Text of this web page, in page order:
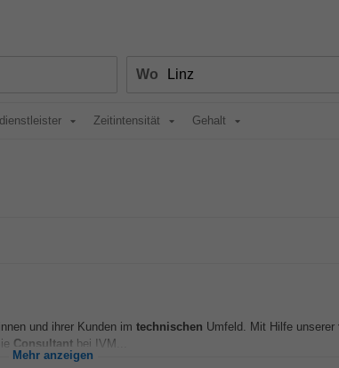
Wo
Zeitintensität Gehalt
und ihrer Kunden im technischen Umfeld. Mit Hilfe unserer
Consultant bei IVM...
Mehr anzeigen